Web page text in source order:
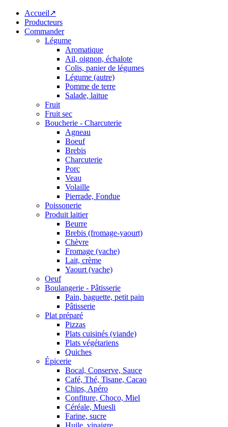
Accueil↗
Producteurs
Commander
Légume
Aromatique
Ail, oignon, échalote
Colis, panier de légumes
Légume (autre)
Pomme de terre
Salade, laitue
Fruit
Fruit sec
Boucherie - Charcuterie
Agneau
Boeuf
Brebis
Charcuterie
Porc
Veau
Volaille
Pierrade, Fondue
Poissonerie
Produit laitier
Beurre
Brebis (fromage-yaourt)
Chèvre
Fromage (vache)
Lait, crème
Yaourt (vache)
Oeuf
Boulangerie - Pâtisserie
Pain, baguette, petit pain
Pâtisserie
Plat préparé
Pizzas
Plats cuisinés (viande)
Plats végétariens
Quiches
Épicerie
Bocal, Conserve, Sauce
Café, Thé, Tisane, Cacao
Chips, Apéro
Confiture, Choco, Miel
Céréale, Muesli
Farine, sucre
Huile, vinaigre